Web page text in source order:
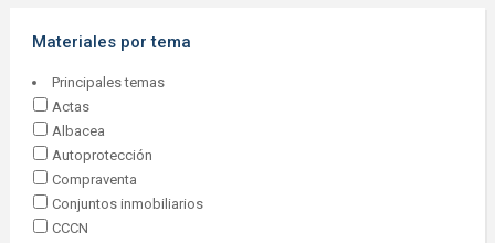
Materiales por tema
Principales temas
Actas
Albacea
Autoprotección
Compraventa
Conjuntos inmobiliarios
CCCN